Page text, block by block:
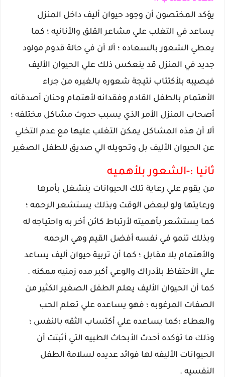
يؤكد المختصون أن وجود حيوان أليف داخل المنزل
يساعد في التغلب علي مشاعر القلق والأنانيه ؛ كما
يعطي الشعور بالسعاده ؛ ألا أن في حالة قدوم مولود
جديد في المنزل قد ينعكس ذلك علي الحيوان الأليف
فيصيبه بلأكتئاب نتيجة شعوره بالغيره من جراء
الأهتمام بالطفل القادم وفقدانه لأهتمام وحنان أصدقائه
أصحاب المنزل الأمر الذي يسبب حدوث مشاكل مختلفه ؛
ألا أن هذه المشاكل يمكن التغلب عليها مع عدم التخلي
عن الحيوان الأليف بل وتحويله الي صديق للطفل الصغير
ثانيا :-الشعور بلأهميه
من يقوم علي رعاية تلك الحيوانات ينشغل بأمرها
ورعايتها ولو لبعض الوقت وبذلك يستشعر الرحمه ؛
كما يستشعر بأهميته لأرتباط كائن أخر به واحتياجه له
وبذلك تنمو في نفسه أفضل القيم وهي الرحمه
والأهتمام بلا مقابل ؛ كما أن تربية حيوان أليف يساعد
علي الأحتفاظ بلأدراك والوعي أكبر مده زمنيه ممكنه .
كما أن الحيوان الأليف يعلم الطفل الصغير الكثير من
الصفات المرغوبه ؛ فهو يساعده علي تعلم الحب
والعطاء ؛كما يساعده علي أكتساب الثقه بالنفس ؛
وذلك ما تؤكده أحدث الأبحاث الطبيه التي أثبتت أن
الحيوانات الأليفه لها فوائد عديده لسلامة الطفل
النفسيه .